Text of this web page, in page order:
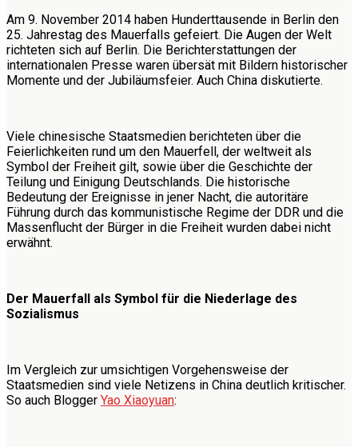
Am 9. November 2014 haben Hunderttausende in Berlin den
25. Jahrestag des Mauerfalls gefeiert. Die Augen der Welt
richteten sich auf Berlin. Die Berichterstattungen der
internationalen Presse waren übersät mit Bildern historischer
Momente und der Jubiläumsfeier. Auch China diskutierte.
Viele chinesische Staatsmedien berichteten über die
Feierlichkeiten rund um den Mauerfell, der weltweit als
Symbol der Freiheit gilt, sowie über die Geschichte der
Teilung und Einigung Deutschlands. Die historische
Bedeutung der Ereignisse in jener Nacht, die autoritäre
Führung durch das kommunistische Regime der DDR und die
Massenflucht der Bürger in die Freiheit wurden dabei nicht
erwähnt.
Der Mauerfall als Symbol für die Niederlage des
Sozialismus
Im Vergleich zur umsichtigen Vorgehensweise der
Staatsmedien sind viele Netizens in China deutlich kritischer.
So auch Blogger Yao Xiaoyuan: